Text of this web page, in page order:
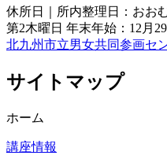
休所日｜所内整理日：おお
第2木曜日 年末年始：12月
北九州市立男女共同参画セ
サイトマップ
ホーム
講座情報